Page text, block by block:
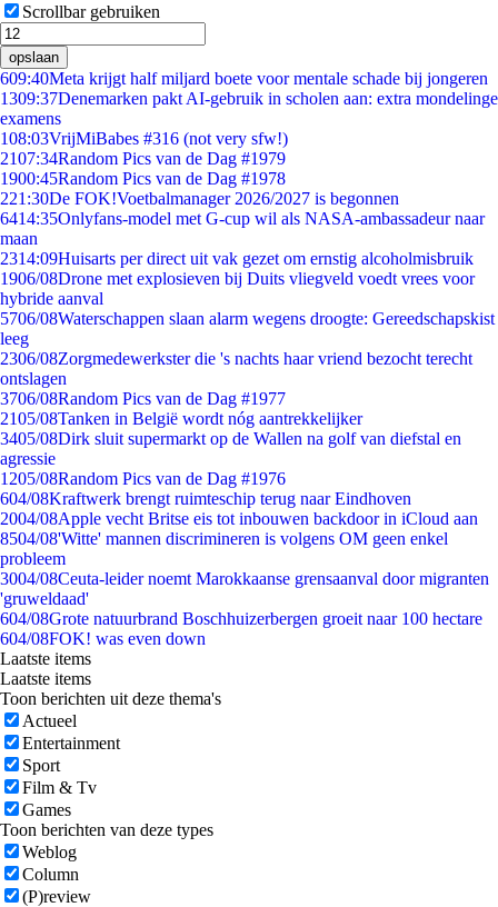
Scrollbar gebruiken
opslaan
609:40Meta krijgt half miljard boete voor mentale schade bij jongeren
1309:37Denemarken pakt AI-gebruik in scholen aan: extra mondelinge
examens
108:03VrijMiBabes #316 (not very sfw!)
2107:34Random Pics van de Dag #1979
1900:45Random Pics van de Dag #1978
221:30De FOK!Voetbalmanager 2026/2027 is begonnen
6414:35Onlyfans-model met G-cup wil als NASA-ambassadeur naar
maan
2314:09Huisarts per direct uit vak gezet om ernstig alcoholmisbruik
1906/08Drone met explosieven bij Duits vliegveld voedt vrees voor
hybride aanval
5706/08Waterschappen slaan alarm wegens droogte: Gereedschapskist
leeg
2306/08Zorgmedewerkster die 's nachts haar vriend bezocht terecht
ontslagen
3706/08Random Pics van de Dag #1977
2105/08Tanken in België wordt nóg aantrekkelijker
3405/08Dirk sluit supermarkt op de Wallen na golf van diefstal en
agressie
1205/08Random Pics van de Dag #1976
604/08Kraftwerk brengt ruimteschip terug naar Eindhoven
2004/08Apple vecht Britse eis tot inbouwen backdoor in iCloud aan
8504/08'Witte' mannen discrimineren is volgens OM geen enkel
probleem
3004/08Ceuta-leider noemt Marokkaanse grensaanval door migranten
'gruweldaad'
604/08Grote natuurbrand Boschhuizerbergen groeit naar 100 hectare
604/08FOK! was even down
Laatste items
Laatste items
Toon berichten uit deze thema's
Actueel
Entertainment
Sport
Film & Tv
Games
Toon berichten van deze types
Weblog
Column
(P)review